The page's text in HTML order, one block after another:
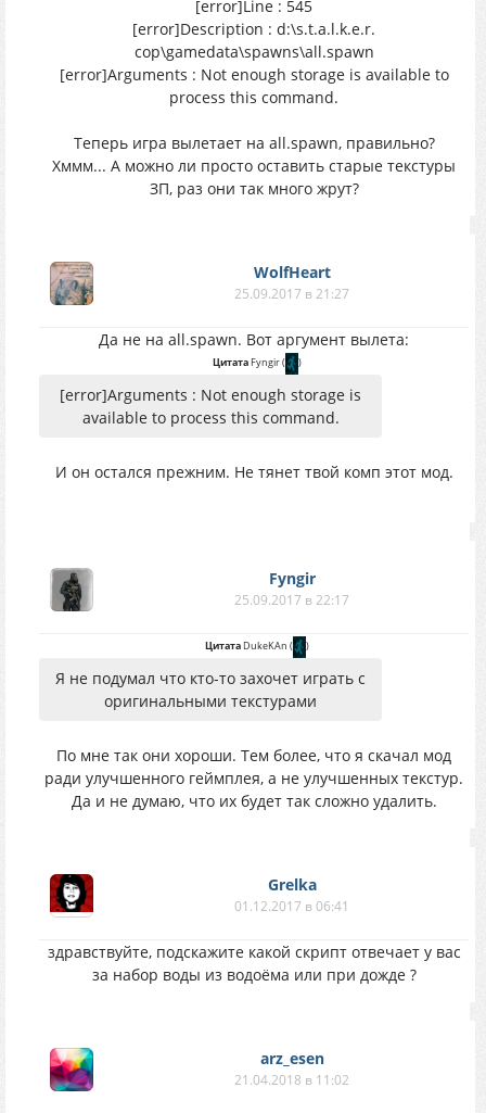
[error]Line : 545
[error]Description : d:\s.t.a.l.k.e.r.
cop\gamedata\spawns\all.spawn
[error]Arguments : Not enough storage is available to
process this command.
Теперь игра вылетает на all.spawn, правильно?
Хммм... А можно ли просто оставить старые текстуры
ЗП, раз они так много жрут?
WolfHeart
25.09.2017 в 21:27
Да не на all.spawn. Вот аргумент вылета:
ЦитатаFyngir( )
[error]Arguments : Not enough storage is
available to process this command.
И он остался прежним. Не тянет твой комп этот мод.
Fyngir
25.09.2017 в 22:17
ЦитатаDukeKAn ( )
Я не подумал что кто-то захочет играть с
оригинальными текстурами
По мне так они хороши. Тем более, что я скачал мод
ради улучшенного геймплея, а не улучшенных текстур.
Да и не думаю, что их будет так сложно удалить.
Grelka
01.12.2017 в 06:41
здравствуйте, подскажите какой скрипт отвечает у вас
за набор воды из водоёма или при дожде ?
arz_esen
21.04.2018 в 11:02